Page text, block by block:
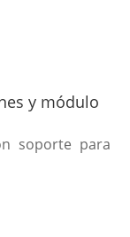
y módulo
soporte para